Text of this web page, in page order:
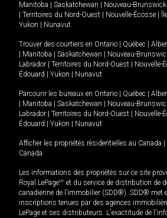
Manitoba
Saskatchewan Nouveau-Brunswick
Territoires du Nord-Ouest Nouvelle-Écosse
Yukon
Nunavut.
Trouver des courtiers en Ontario Québec
Manitoba Saskatchewan Nouveau-
Labrador
Territoires du Nord-Ouest Nouvelle-
Édouard
Yukon Nunavut
Parcourir les bureaux en Ontario Québec
Manitoba Saskatchewan Nouveau-
Labrador
Territoires du Nord-Ouest Nouvelle-
Édouard
Yukon Nunavut
Afficher les propriétés résidentielles au Canada
Canada
Les informations des propriétés sur ce site
Royal LePageMD et du service de distribution de
canadienne de l’immobilier (SDD®). SDD® met
inscriptions tenues par des agences
LePage et ses distributeurs. L'exactitude de